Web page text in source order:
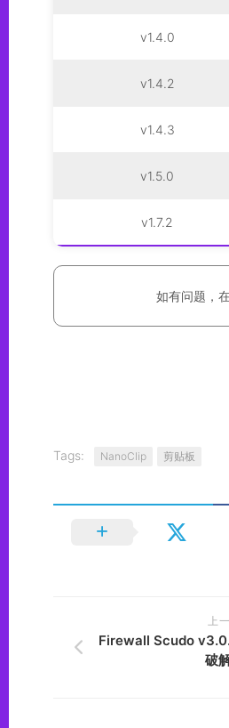
v1.4.0
v1.4.2
v1.4.3
v1.5.0
v1.7.2
如有问题，
Tags: NanoClip 剪贴板
上
Firewall Scudo
破